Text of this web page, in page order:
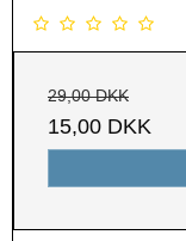
29,00 DKK
15,00 DKK